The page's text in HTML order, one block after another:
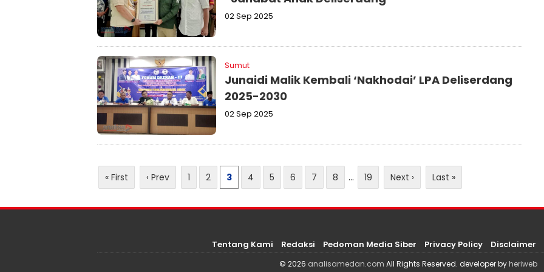
02 Sep 2025
Sumut
Junaidi Malik Kembali ‘Nakhodai’ LPA Deliserdang
2025-2030
02 Sep 2025
« First ‹ Prev 1 2 3 4 5 6 7 8 ... 19 Next › Last »
Tentang Kami Redaksi Pedoman Media Siber Privacy Policy Disclaimer
© 2026 analisamedan.com All Rights Reserved. developer by heriweb